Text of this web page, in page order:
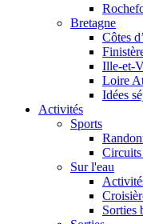
Bretagne
Côtes
Ille-et-
Loire
Idées
Activités
Sports
Sur l'eau
Sorties